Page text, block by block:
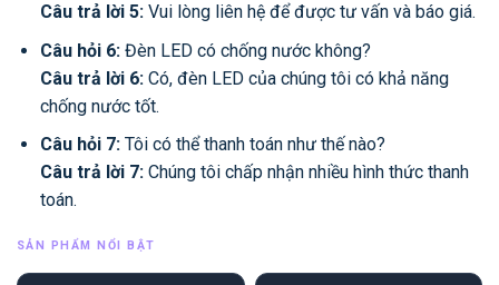
Câu trả lời 5:Vui lòng liên hệ để được tư vấn và báo giá.
Câu hỏi 6:Đèn LED có chống nước không?
Câu trả lời 6:Có, đèn LED của chúng tôi có khả năng
chống nước tốt.
Câu hỏi 7:Tôi có thể thanh toán như thế nào?
Câu trả lời 7:Chúng tôi chấp nhận nhiều hình thức thanh
toán.
SẢN PHẨM NỔI BẬT